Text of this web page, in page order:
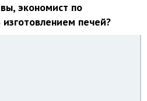
экономист по
печей?